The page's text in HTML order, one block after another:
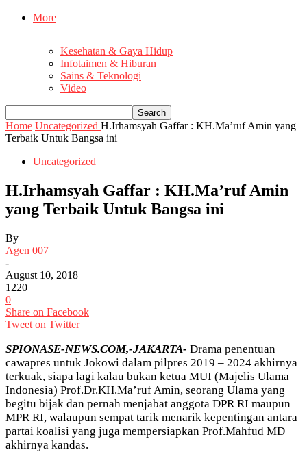
More
Kesehatan & Gaya Hidup
Infotaimen & Hiburan
Sains & Teknologi
Video
Home Uncategorized H.Irhamsyah Gaffar : KH.Ma’ruf Amin yang
Terbaik Untuk Bangsa ini
Uncategorized
H.Irhamsyah Gaffar : KH.Ma’ruf Amin
yang Terbaik Untuk Bangsa ini
By
Agen 007
-
August 10, 2018
1220
0
Share on Facebook
Tweet on Twitter
SPIONASE-NEWS.COM,-JAKARTA- Drama penentuan
cawapres untuk Jokowi dalam pilpres 2019 – 2024 akhirnya
terkuak, siapa lagi kalau bukan ketua MUI (Majelis Ulama
Indonesia) Prof.Dr.KH.Ma’ruf Amin, seorang Ulama yang
begitu bijak dan pernah menjabat anggota DPR RI maupun
MPR RI, walaupun sempat tarik menarik kepentingan antara
partai koalisi yang juga mempersiapkan Prof.Mahfud MD
akhirnya kandas.